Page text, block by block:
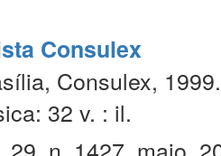
Consulex
Consulex, 1999.
32 v. : il.